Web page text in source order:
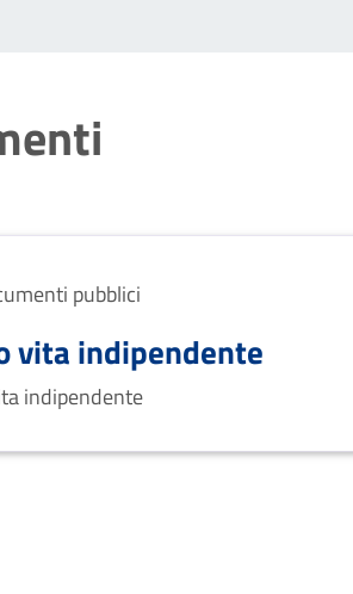
pubblici
vita indipendente
indipendente